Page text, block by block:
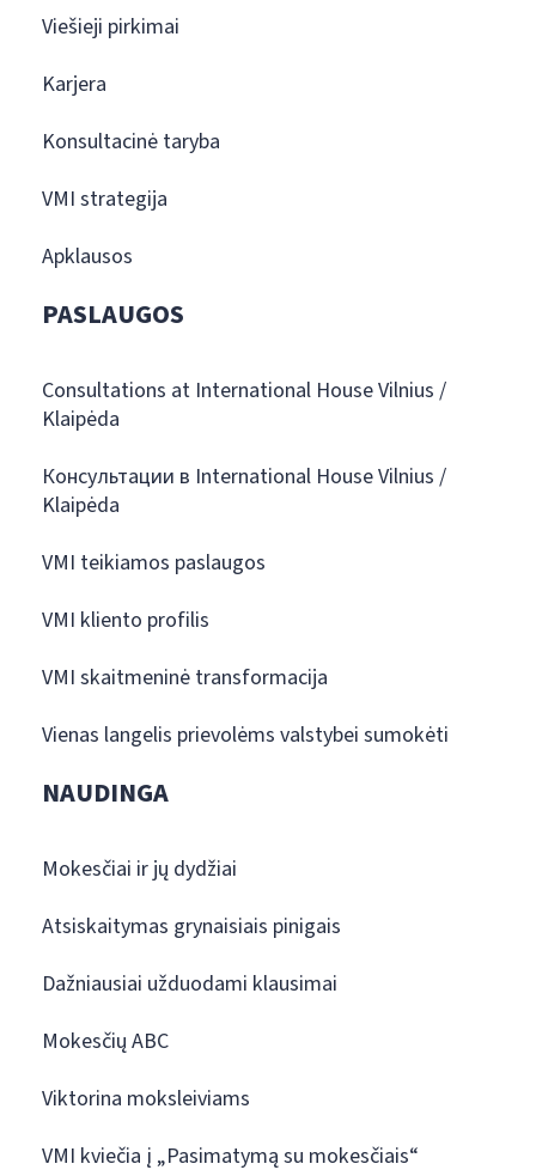
Viešieji pirkimai
Karjera
Konsultacinė taryba
VMI strategija
Apklausos
PASLAUGOS
Consultations at International House Vilnius /
Klaipėda
Консультации в International House Vilnius /
Klaipėda
VMI teikiamos paslaugos
VMI kliento profilis
VMI skaitmeninė transformacija
Vienas langelis prievolėms valstybei sumokėti
NAUDINGA
Mokesčiai ir jų dydžiai
Atsiskaitymas grynaisiais pinigais
Dažniausiai užduodami klausimai
Mokesčių ABC
Viktorina moksleiviams
VMI kviečia į „Pasimatymą su mokesčiais“